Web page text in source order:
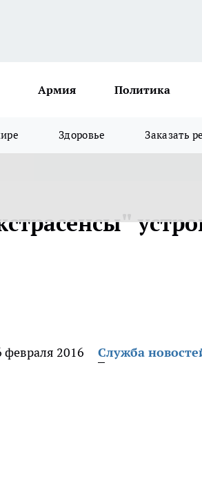
Армия Политика
Здоровье Заказать
февраля 2016
Служба